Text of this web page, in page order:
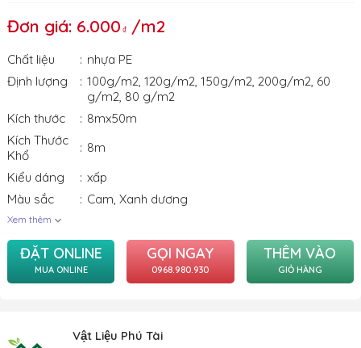
Đơn giá: 6.000 /m2
Chất liệu
nhựa PE
Định lượng
100g/m2, 120g/m2, 150g/m2, 200g/m2, 60
g/m2, 80 g/m2
Kích thước
8mx50m
Kích Thước
Khổ
8m
Kiểu dáng
xấp
Màu sắc
Cam, Xanh dương
Xem thêm
ĐẶT ONLINE
MUA ONLINE
GỌI NGAY
0968.980.930
THÊM VÀO
GIỎ HÀNG
Vật Liệu Phú Tài